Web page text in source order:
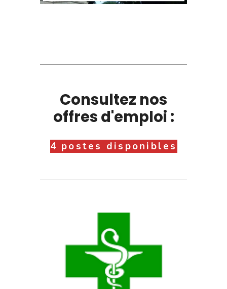
Consultez nos
offres d'emploi :
4 postes disponibles